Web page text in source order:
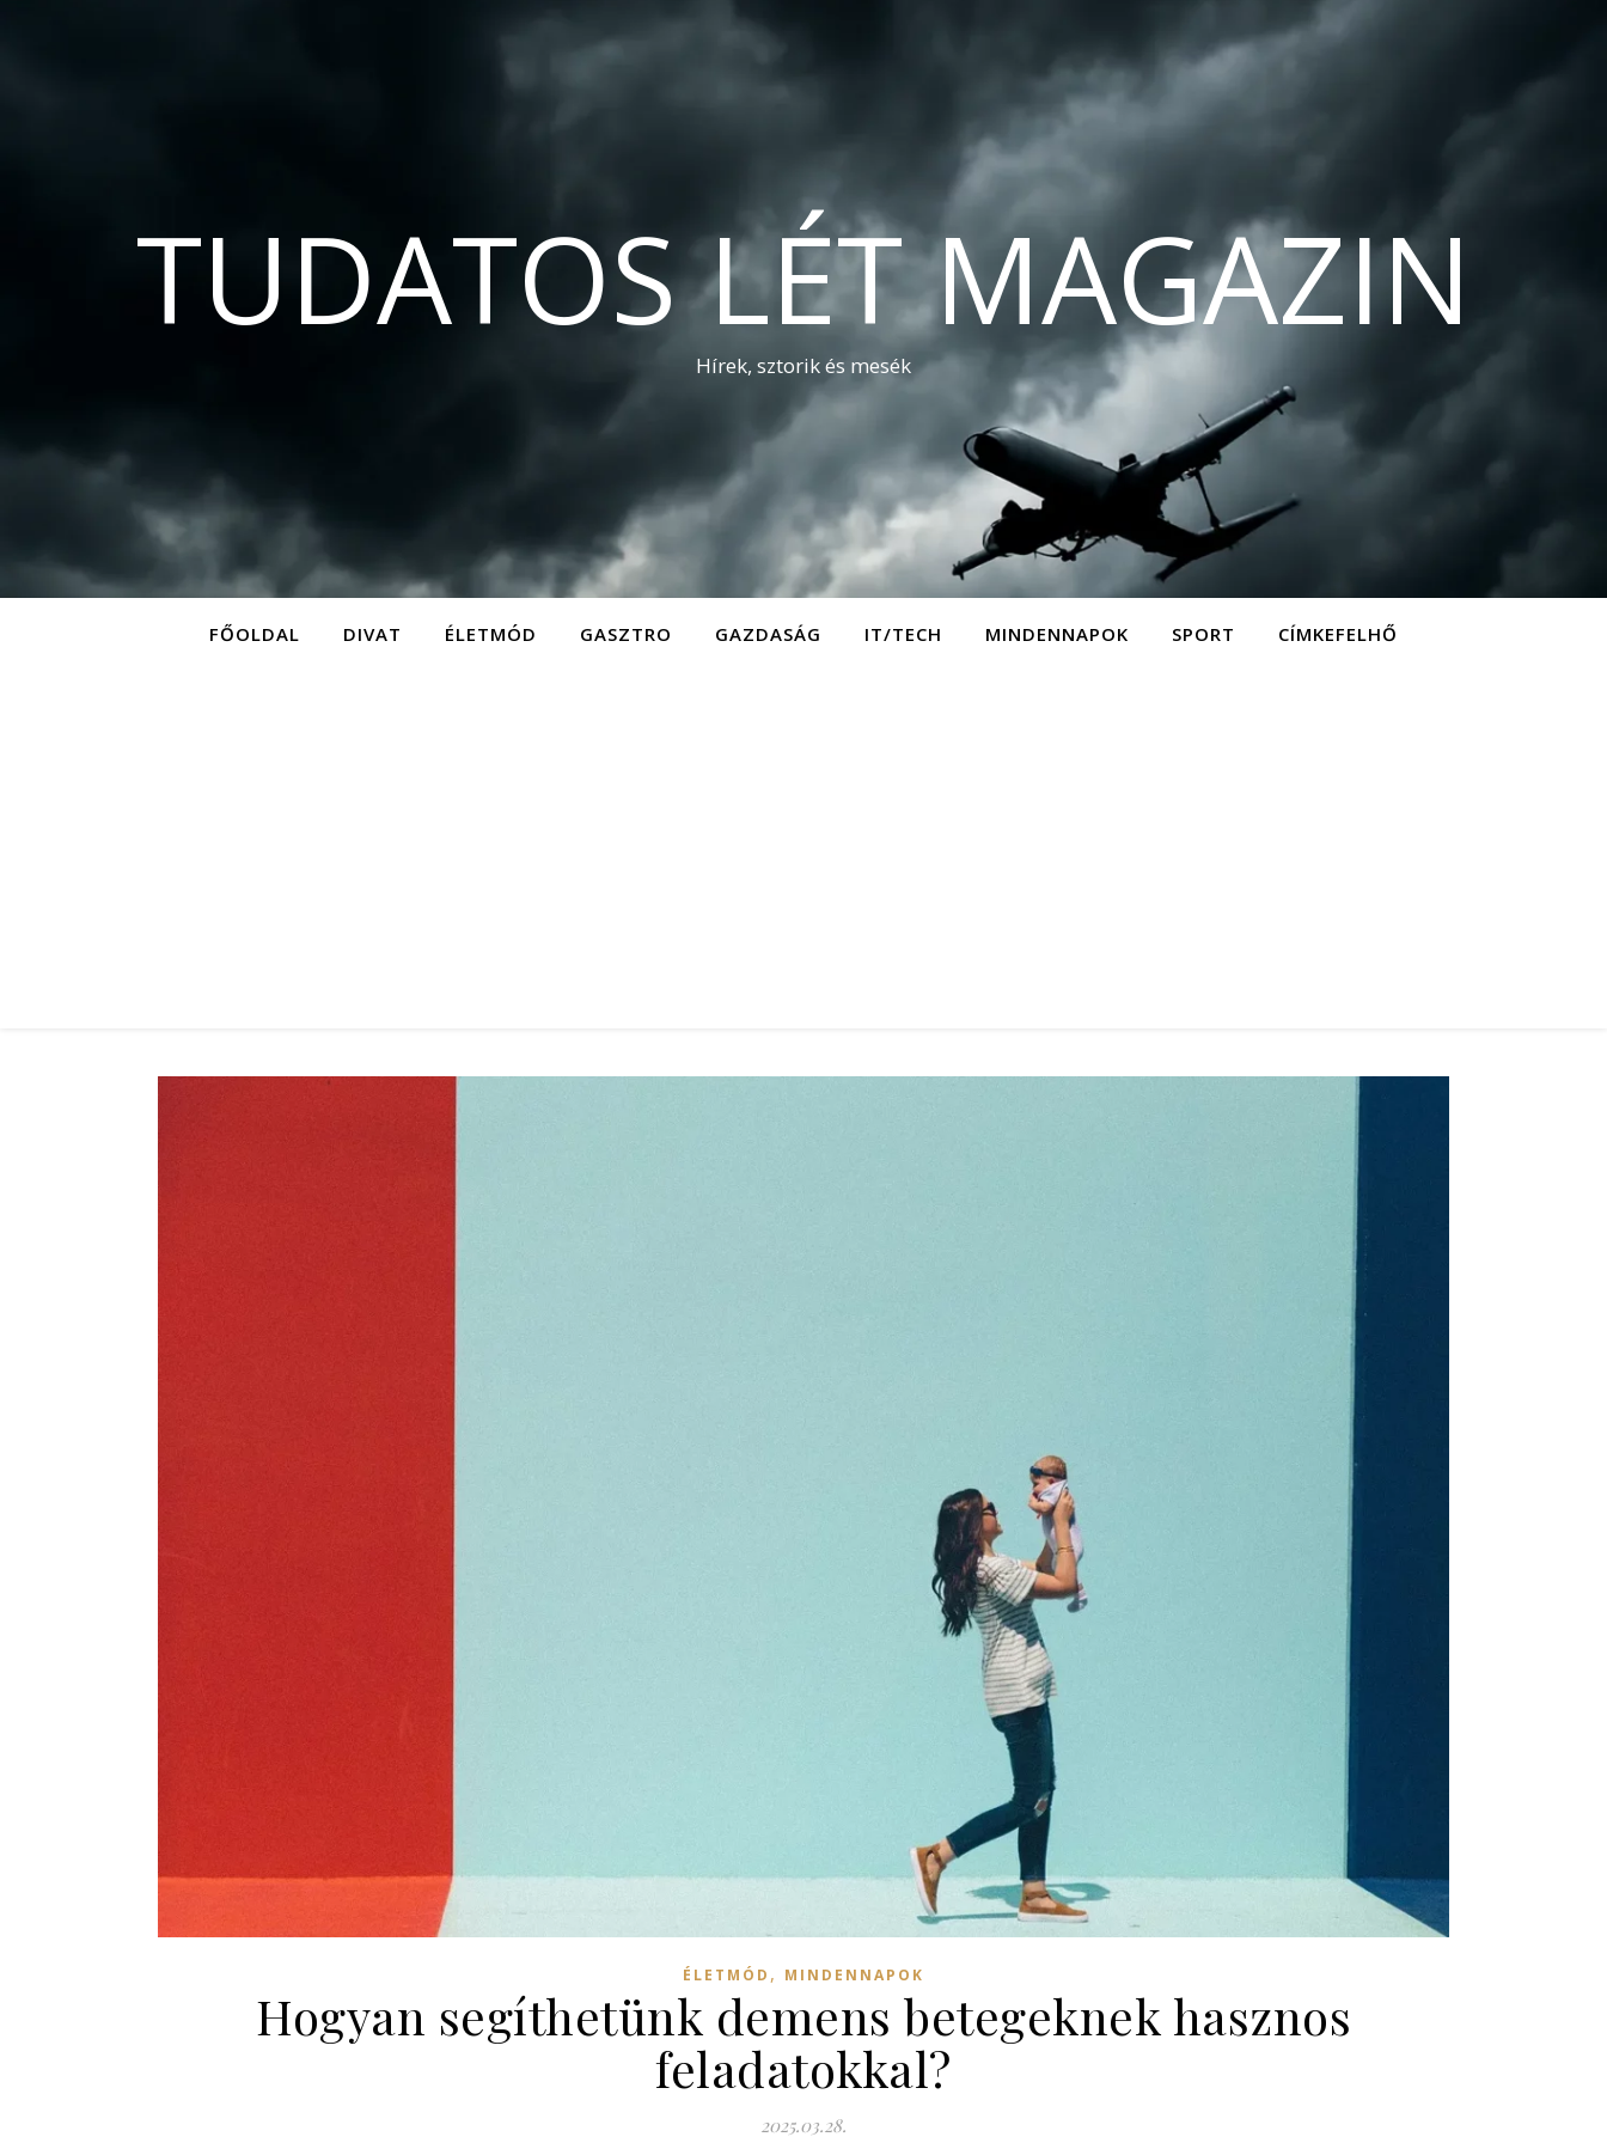
TUDATOS LÉT MAGAZIN
Hírek, sztorik és mesék
FŐOLDAL DIVAT ÉLETMÓD GASZTRO GAZDASÁG IT/TECH MINDENNAPOK SPORT CÍMKEFELHŐ
ÉLETMÓD , MINDENNAPOK
Hogyan segíthetünk demens betegeknek hasznos
feladatokkal?
2025.03.28.